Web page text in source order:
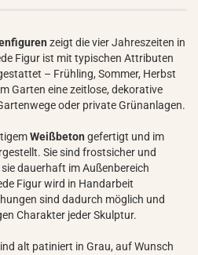
zeigt die vier Jahreszeiten in
Figur ist mit typischen Attributen
– Frühling, Sommer, Herbst
Garten eine zeitlose, dekorative
oder private Grünanlagen.
Weißbeton gefertigt und im
Sie sind frostsicher und
dauerhaft im Außenbereich
Figur wird in Handarbeit
sind dadurch möglich und
Charakter jeder Skulptur.
alt patiniert in Grau, auf Wunsch